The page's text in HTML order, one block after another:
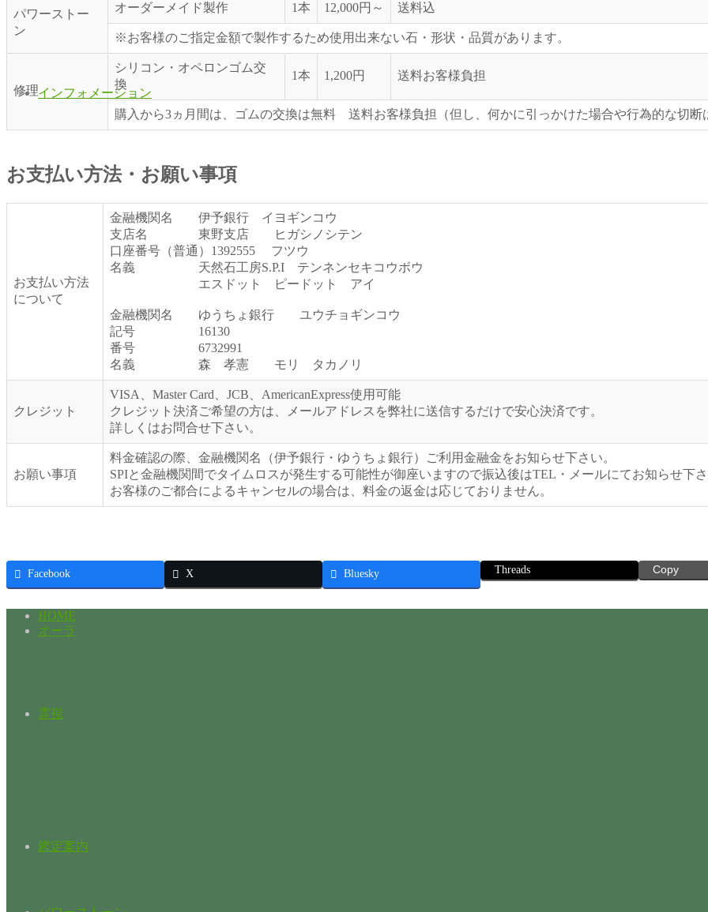
インフォメーション
パワーストー
ン
オーダーメイド製作 1本 12,000円～ 送料込
※お客様のご指定金額で製作するため使用出来ない石・形状・品質があります。
修理
シリコン・オペロンゴム交
換
1本 1,200円 送料お客様負担
購入から3ヵ月間は、ゴムの交換は無料 送料お客様負担（但し、何かに引っかけた場合や行為的な切断
お支払い方法・お願い事項
お支払い方法
について
金融機関名 伊予銀行 イヨギンコウ
支店名 東野支店 ヒガシノシテン
口座番号（普通）1392555 フツウ
名義 天然石工房S.P.I テンネンセキコウボウ
エスドット ピードット アイ
金融機関名 ゆうちょ銀行 ユウチョギンコウ
記号 16130
番号 6732991
名義 森 孝憲 モリ タカノリ
クレジット
VISA、Master Card、JCB、AmericanExpress使用可能
クレジット決済ご希望の方は、メールアドレスを弊社に送信するだけで安心決済です。
詳しくはお問合せ下さい。
お願い事項
料金確認の際、金融機関名（伊予銀行・ゆうちょ銀行）ご利用金融金をお知らせ下さい。
SPIと金融機関間でタイムロスが発生する可能性が御座いますので振込後はTEL・メールにてお知らせ下
お客様のご都合によるキャンセルの場合は、料金の返金は応じておりません。
Facebook X Bluesky Threads Copy
HOME
オーラ
霊視
鑑定案内